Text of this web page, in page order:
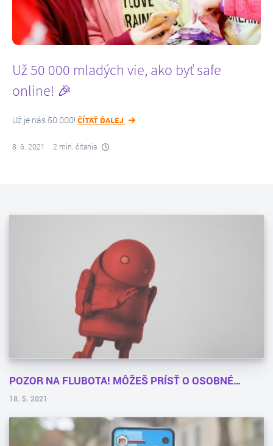
Už 50 000 mladých vie, ako byť safe
online! 🎉
Už je nás 50 000! ČÍTAŤ ĎALEJ
8. 6. 2021 2 min. čítania
POZOR NA FLUBOTA! MÔŽEŠ PRÍSŤ O OSOBNÉ…
18. 5. 2021